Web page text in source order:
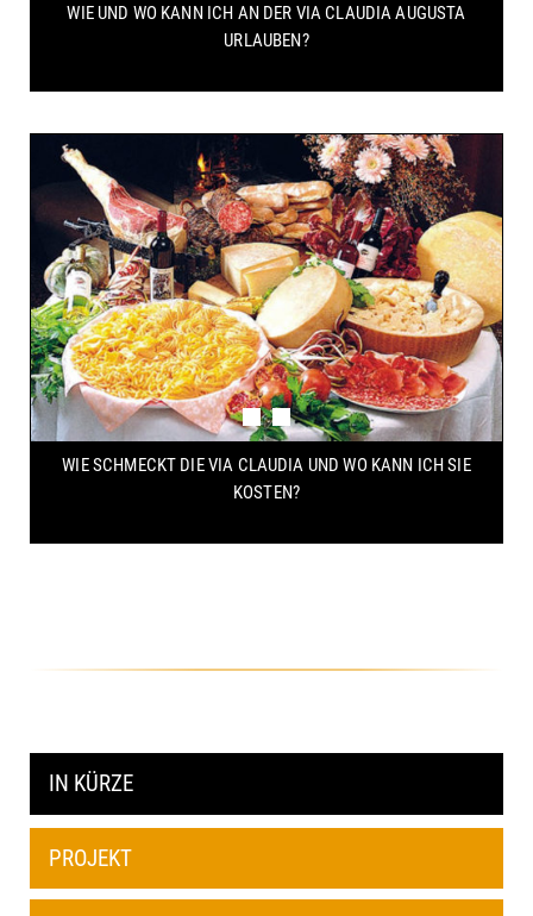
WIE UND WO KANN ICH AN DER VIA CLAUDIA AUGUSTA
URLAUBEN?
WIE SCHMECKT DIE VIA CLAUDIA UND WO KANN ICH SIE
KOSTEN?
IN KÜRZE
PROJEKT